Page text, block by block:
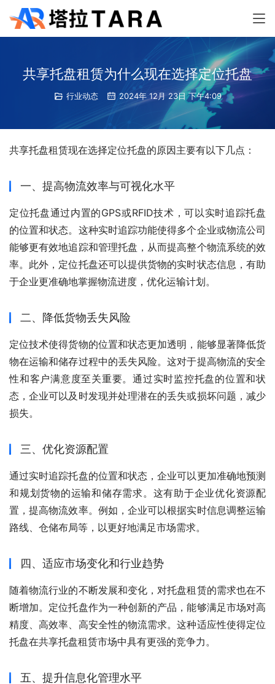
共享托盘租赁为什么现在选择定位托盘
行业动态 2024年 12月 23日 下午4:09
共享托盘租赁现在选择定位托盘的原因主要有以下几点：
一、提高物流效率与可视化水平
定位托盘通过内置的GPS或RFID技术，可以实时追踪托盘
的位置和状态。这种实时追踪功能使得多个企业或物流公司
能够更有效地追踪和管理托盘，从而提高整个物流系统的效
率。此外，定位托盘还可以提供货物的实时状态信息，有助
于企业更准确地掌握物流进度，优化运输计划。
二、降低货物丢失风险
定位技术使得货物的位置和状态更加透明，能够显著降低货
物在运输和储存过程中的丢失风险。这对于提高物流的安全
性和客户满意度至关重要。通过实时监控托盘的位置和状
态，企业可以及时发现并处理潜在的丢失或损坏问题，减少
损失。
三、优化资源配置
通过实时追踪托盘的位置和状态，企业可以更加准确地预测
和规划货物的运输和储存需求。这有助于企业优化资源配
置，提高物流效率。例如，企业可以根据实时信息调整运输
路线、仓储布局等，以更好地满足市场需求。
四、适应市场变化和行业趋势
随着物流行业的不断发展和变化，对托盘租赁的需求也在不
断增加。定位托盘作为一种创新的产品，能够满足市场对高
精度、高效率、高安全性的物流需求。这种适应性使得定位
托盘在共享托盘租赁市场中具有更强的竞争力。
五、提升信息化管理水平